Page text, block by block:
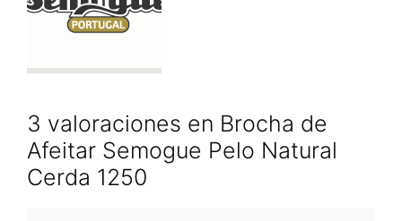
3 valoraciones en Brocha de
Afeitar Semogue Pelo Natural
Cerda 1250